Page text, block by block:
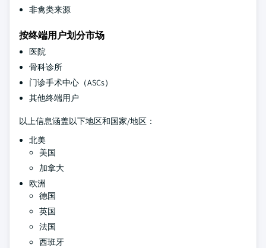
非禽类来源
按终端用户划分市场
医院
骨科诊所
门诊手术中心（ASCs）
其他终端用户
以上信息涵盖以下地区和国家/地区：
北美
美国
加拿大
欧洲
德国
英国
法国
西班牙